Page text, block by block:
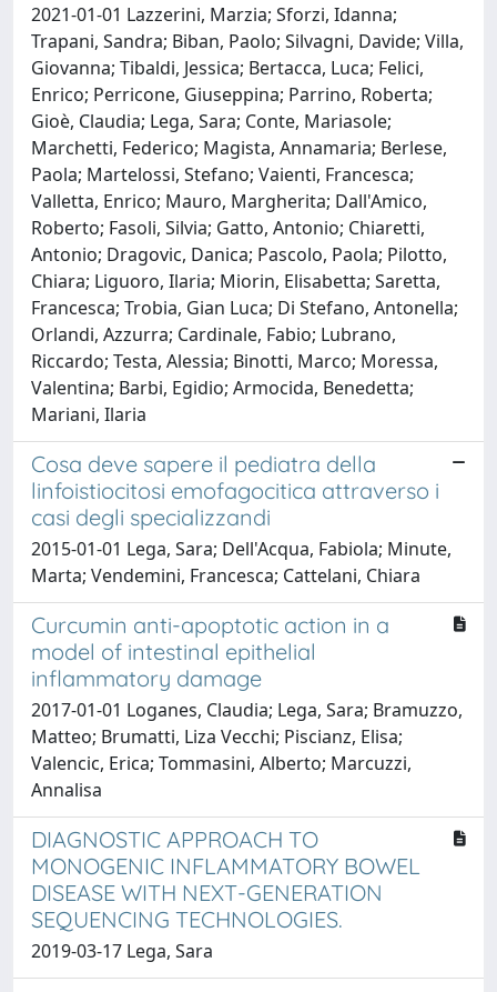
2021-01-01 Lazzerini, Marzia; Sforzi, Idanna;
Trapani, Sandra; Biban, Paolo; Silvagni, Davide; Villa,
Giovanna; Tibaldi, Jessica; Bertacca, Luca; Felici,
Enrico; Perricone, Giuseppina; Parrino, Roberta;
Gioè, Claudia; Lega, Sara; Conte, Mariasole;
Marchetti, Federico; Magista, Annamaria; Berlese,
Paola; Martelossi, Stefano; Vaienti, Francesca;
Valletta, Enrico; Mauro, Margherita; Dall'Amico,
Roberto; Fasoli, Silvia; Gatto, Antonio; Chiaretti,
Antonio; Dragovic, Danica; Pascolo, Paola; Pilotto,
Chiara; Liguoro, Ilaria; Miorin, Elisabetta; Saretta,
Francesca; Trobia, Gian Luca; Di Stefano, Antonella;
Orlandi, Azzurra; Cardinale, Fabio; Lubrano,
Riccardo; Testa, Alessia; Binotti, Marco; Moressa,
Valentina; Barbi, Egidio; Armocida, Benedetta;
Mariani, Ilaria
Cosa deve sapere il pediatra della
linfoistiocitosi emofagocitica attraverso i
casi degli specializzandi
2015-01-01 Lega, Sara; Dell'Acqua, Fabiola; Minute,
Marta; Vendemini, Francesca; Cattelani, Chiara
Curcumin anti-apoptotic action in a
model of intestinal epithelial
inflammatory damage
2017-01-01 Loganes, Claudia; Lega, Sara; Bramuzzo,
Matteo; Brumatti, Liza Vecchi; Piscianz, Elisa;
Valencic, Erica; Tommasini, Alberto; Marcuzzi,
Annalisa
DIAGNOSTIC APPROACH TO
MONOGENIC INFLAMMATORY BOWEL
DISEASE WITH NEXT-GENERATION
SEQUENCING TECHNOLOGIES.
2019-03-17 Lega, Sara